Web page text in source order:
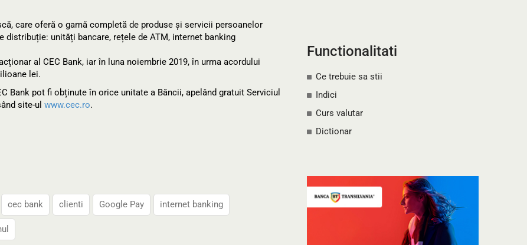
care oferă o gamă completă de produse și servicii persoanelor
unități bancare, rețele de ATM, internet banking
al CEC Bank, iar în luna noiembrie 2019, în urma acordului
lei.
Bank pot fi obținute în orice unitate a Băncii, apelând gratuit Serviciul
site-ul www.cec.ro.
cec bank clienti Google Pay internet banking
Functionalitati
Ce trebuie sa stii
Indici
Curs valutar
Dictionar